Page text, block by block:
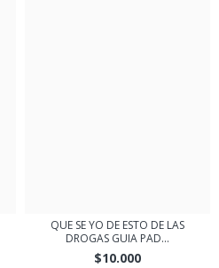
QUE SE YO DE ESTO DE LAS
DROGAS GUIA PAD...
$10.000